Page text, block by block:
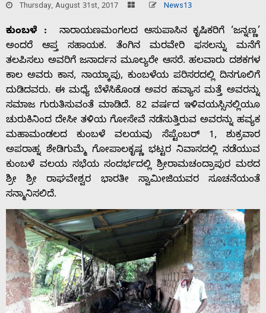
Thursday, August 31st, 2017 News13
ಕುಂಬಳೆ : ನಾರಾಯಣಮಂಗಲದ ಆಸುಪಾಸಿನ ಕೃಷಿಕರಿಗೆ ‘ಜನ್ನಣ್ಣ’
ಅಂದರೆ ಆಪ್ತ ಸಹಾಯಕ. ತೆಂಗಿನ ಮರವೇರಿ ಫಸಲನ್ನು ಮನೆಗೆ
ತಲಪಿಸಲು ಅವರಿಗೆ ಜನಾರ್ದನ ಮೂಲ್ಯರೇ ಆಸರೆ. ಹಲವಾರು ದಶಕಗಳ
ಕಾಲ ಅವರು ಕಾನ, ನಾಯ್ಕಾಪು, ಕುಂಬಳೆಯ ಪರಿಸರದಲ್ಲಿ ದಿನಗೂಲಿಗೆ
ದುಡಿದವರು. ಈ ಮಧ್ಯೆ ಬೆಳೆಸಿಕೊಂಡ ಅವರ ಹವ್ಯಾಸ ಮತ್ತೆ ಅವರನ್ನು
ಸಮಾಜ ಗುರುತಿಸುವಂತೆ ಮಾಡಿದೆ. 82 ವರ್ಷದ ಇಳಿವಯಸ್ಸಿನಲ್ಲಿಯೂ
ಚುರುಕಿನಿಂದ ದೇಸೀ ತಳಿಯ ಗೋಸೇವೆ ನಡೆಸುತ್ತಿರುವ ಅವರನ್ನು ಹವ್ಯಕ
ಮಹಾಮಂಡಲದ ಕುಂಬಳೆ ವಲಯವು ಸೆಪ್ಟೆಂಬರ್ 1, ಶುಕ್ರವಾರ
ಅಪರಾಹ್ನ ಶೇಡಿಗುಮ್ಮೆ ಗೋಪಾಲಕೃಷ್ಣ ಭಟ್ಟರ ನಿವಾಸದಲ್ಲಿ ನಡೆಯುವ
ಕುಂಬಳೆ ವಲಯ ಸಭೆಯ ಸಂದರ್ಭದಲ್ಲಿ ಶ್ರೀರಾಮಚಂದ್ರಾಪುರ ಮಠದ
ಶ್ರೀ ಶ್ರೀ ರಾಘವೇಶ್ವರ ಭಾರತೀ ಸ್ವಾಮೀಜಿಯವರ ಸೂಚನೆಯಂತೆ
ಸನ್ಮಾನಿಸಲಿದೆ.